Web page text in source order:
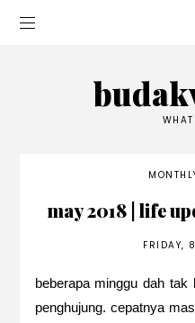
may 2018 | life
FRIDAY,
beberapa minggu dah
penghujung. cepatnya